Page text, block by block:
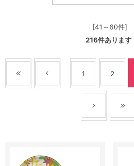
[41～60件]
216件あります
1 2